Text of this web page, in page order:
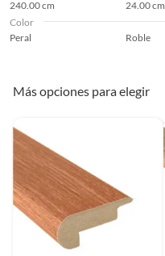
240.00 cm 24.00 cm
Color
Peral
Roble
Más opciones para elegir